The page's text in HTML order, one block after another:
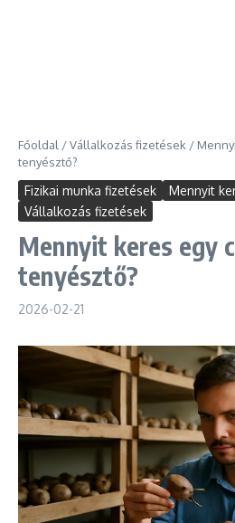
Főoldal /Vállalkozás fizetések /
tenyésztő?
Fizikai munka fizetések
Mennyit
Vállalkozás fizetések
Mennyit keres egy
tenyésztő?
2026-02-21